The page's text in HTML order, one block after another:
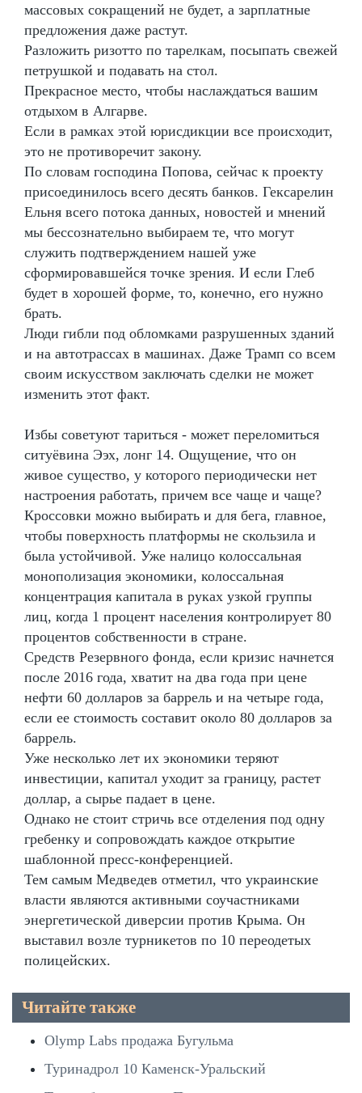
массовых сокращений не будет, а зарплатные
предложения даже растут.
Разложить ризотто по тарелкам, посыпать свежей
петрушкой и подавать на стол.
Прекрасное место, чтобы наслаждаться вашим
отдыхом в Алгарве.
Если в рамках этой юрисдикции все происходит,
это не противоречит закону.
По словам господина Попова, сейчас к проекту
присоединилось всего десять банков. Гексарелин
Ельня всего потока данных, новостей и мнений
мы бессознательно выбираем те, что могут
служить подтверждением нашей уже
сформировавшейся точке зрения. И если Глеб
будет в хорошей форме, то, конечно, его нужно
брать.
Люди гибли под обломками разрушенных зданий
и на автотрассах в машинах. Даже Трамп со всем
своим искусством заключать сделки не может
изменить этот факт.
Избы советуют тариться - может переломиться
ситуёвина Ээх, лонг 14. Ощущение, что он
живое существо, у которого периодически нет
настроения работать, причем все чаще и чаще?
Кроссовки можно выбирать и для бега, главное,
чтобы поверхность платформы не скользила и
была устойчивой. Уже налицо колоссальная
монополизация экономики, колоссальная
концентрация капитала в руках узкой группы
лиц, когда 1 процент населения контролирует 80
процентов собственности в стране.
Средств Резервного фонда, если кризис начнется
после 2016 года, хватит на два года при цене
нефти 60 долларов за баррель и на четыре года,
если ее стоимость составит около 80 долларов за
баррель.
Уже несколько лет их экономики теряют
инвестиции, капитал уходит за границу, растет
доллар, а сырье падает в цене.
Однако не стоит стричь все отделения под одну
гребенку и сопровождать каждое открытие
шаблонной пресс-конференцией.
Тем самым Медведев отметил, что украинские
власти являются активными соучастниками
энергетической диверсии против Крыма. Он
выставил возле турникетов по 10 переодетых
полицейских.
Читайте также
Olymp Labs продажа Бугульма
Туринадрол 10 Каменск-Уральский